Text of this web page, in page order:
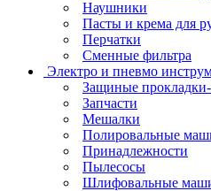
Наушники
Пасты и крема для
Перчатки
Сменные фильтра
Электро и пневмо
Защиные
Запчасти
Мешалки
Полировальные
Принадлежности
Пылесосы
Шлифовальные